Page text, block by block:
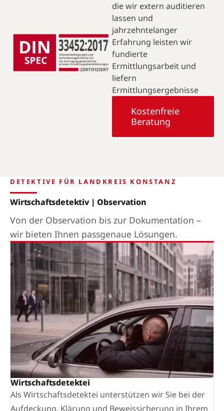
die wir extern auditieren
lassen und
jahrzehntelanger
Erfahrung leisten wir
fundierte
Ermittlungsarbeit und
liefern
Ermittlungsergebnisse
Kostenfreie
Beratung
DETEKTIVE FÜR LANDKREIS KONSTANZ
Wirtschaftsdetektiv | Observation
Von der Observation bis zur Dokumentation –
wir bieten Ihnen passgenaue Lösungen.
Wirtschaftsdetektei
Als Wirtschaftsdetektei unterstützen wir Sie bei der
Aufdeckung, Klärung und Beweissicherung in Ihrem